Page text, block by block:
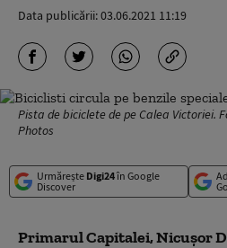
Data publicării:03.06.2021 11:19
Pista de biciclete de pe Calea Victoriei.
Photos
Urmărește Digi24în Google
Discover
Primarul Capitalei, Nicușor